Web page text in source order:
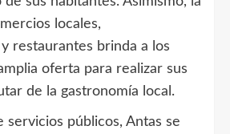
locales,
restaurantes brinda a los
oferta para realizar sus
de la gastronomía local.
servicios públicos, Antas se